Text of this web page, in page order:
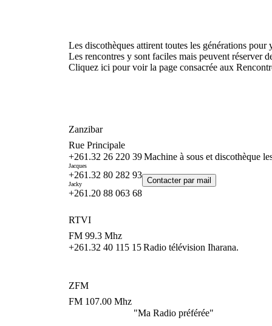
Les discothèques attirent toutes les générations pour
Les rencontres y sont faciles mais peuvent réserver
Cliquez ici pour voir la page consacrée aux
Zanzibar
Rue Principale
+261.32 26 220 39
Jacques
+261.32 80 282 93
Jacky
+261.20 88 063 68
Machine à sous et discothèque
RTVI
FM 99.3 Mhz
+261.32 40 115 15Radio télévision Iharana.
ZFM
FM 107.00 Mhz
"Ma Radio préférée"